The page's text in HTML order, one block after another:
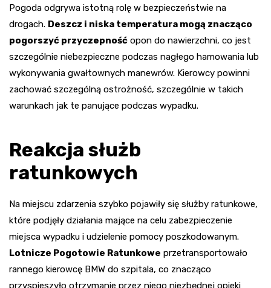
Pogoda odgrywa istotną rolę w bezpieczeństwie na
drogach. Deszcz i niska temperatura mogą znacząco
pogorszyć przyczepność opon do nawierzchni, co jest
szczególnie niebezpieczne podczas nagłego hamowania lub
wykonywania gwałtownych manewrów. Kierowcy powinni
zachować szczególną ostrożność, szczególnie w takich
warunkach jak te panujące podczas wypadku.
Reakcja służb
ratunkowych
Na miejscu zdarzenia szybko pojawiły się służby ratunkowe,
które podjęły działania mające na celu zabezpieczenie
miejsca wypadku i udzielenie pomocy poszkodowanym.
Lotnicze Pogotowie Ratunkowe przetransportowało
rannego kierowcę BMW do szpitala, co znacząco
przyspieszyło otrzymanie przez niego niezbędnej opieki